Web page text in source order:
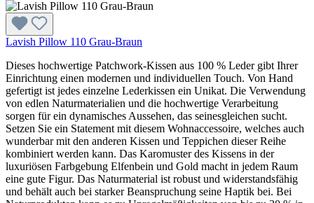
Lavish Pillow 110 Grau-Braun
Dieses hochwertige Patchwork-Kissen aus 100 % Leder gibt Ihrer
Einrichtung einen modernen und individuellen Touch. Von Hand
gefertigt ist jedes einzelne Lederkissen ein Unikat. Die Verwendung
von edlen Naturmaterialien und die hochwertige Verarbeitung
sorgen für ein dynamisches Aussehen, das seinesgleichen sucht.
Setzen Sie ein Statement mit diesem Wohnaccessoire, welches auch
wunderbar mit den anderen Kissen und Teppichen dieser Reihe
kombiniert werden kann. Das Karomuster des Kissens in der
luxuriösen Farbgebung Elfenbein und Gold macht in jedem Raum
eine gute Figur. Das Naturmaterial ist robust und widerstandsfähig
und behält auch bei starker Beanspruchung seine Haptik bei. Bei